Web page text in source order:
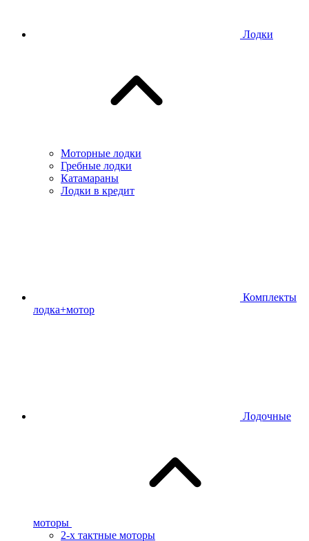
Лодки
Моторные лодки
Гребные лодки
Катамараны
Лодки в кредит
Комплекты
лодка+мотор
Лодочные
моторы
2-х тактные моторы